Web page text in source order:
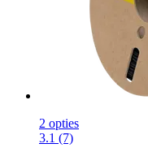
2 opties
3.1 (7)